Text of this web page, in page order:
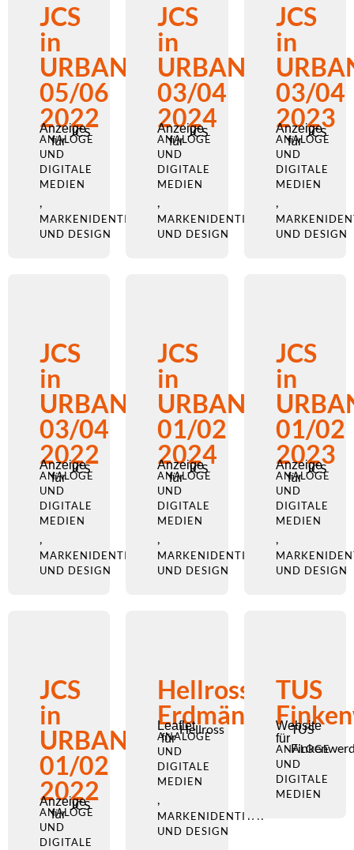
JCS
in
URBANO
05/06
2022
Anzeige
für
JCS
ANALOGE
UND
DIGITALE
MEDIEN
,
MARKENIDENTITÄT
UND DESIGN
JCS
in
URBANO
03/04
2024
Anzeige
für
JCS
ANALOGE
UND
DIGITALE
MEDIEN
,
MARKENIDENTITÄT
UND DESIGN
JCS
in
03/04
2023
Anzeige
für
JCS
ANALOGE
UND
DIGITALE
MEDIEN
,
UND DESIGN
JCS
in
URBANO
03/04
2022
Anzeige
für
JCS
ANALOGE
UND
DIGITALE
MEDIEN
,
MARKENIDENTITÄT
UND DESIGN
JCS
in
URBANO
01/02
2024
Anzeige
für
JCS
ANALOGE
UND
DIGITALE
MEDIEN
,
MARKENIDENTITÄT
UND DESIGN
JCS
in
01/02
2023
Anzeige
für
JCS
ANALOGE
UND
DIGITALE
MEDIEN
,
UND DESIGN
JCS
in
URBANO
01/02
2022
Anzeige
für
JCS
ANALOGE
UND
DIGITALE
Hellross
Erdmännchen
Leaflet
für
Hellross
ANALOGE
UND
DIGITALE
MEDIEN
,
MARKENIDENTITÄT
UND DESIGN
TUS
Website
für
TUS
ANALOGE
UND
DIGITALE
MEDIEN